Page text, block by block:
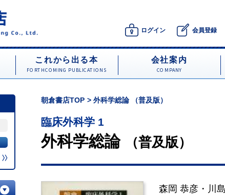
ログイン 会員登録
これから出る本
FORTHCOMING PUBLICATIONS
会社案内
COMPANY
朝倉書店TOP 外科学総論 （普及版）
臨床外科学 1
外科学総論 （普及版）
森岡 恭彦 ・ 川